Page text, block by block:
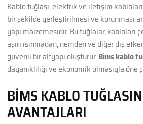
Kablo tuğlası, elektrik ve iletişim
bir şekilde yerleştirilmesi ve korunması
yapı malzemesidir. Bu tuğlalar, kabloları
aşırı ısınmadan, nemden ve diğer dış
güvenli bir altyapı oluşturur.Bims kablo
dayanıklılığı ve ekonomik olmasıyla öne
BIMS KABLO
AVANTAJLARI